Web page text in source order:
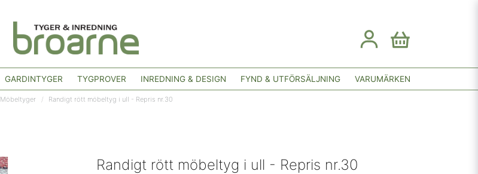
GARDINTYGER TYGPROVER INREDNING & DESIGN FYND & UTFÖRSÄLJNING VARUMÄRKEN
Möbeltyger Randigt rött möbeltyg i ull - Repris nr.30
Randigt rött möbeltyg i ull - Repris nr.30